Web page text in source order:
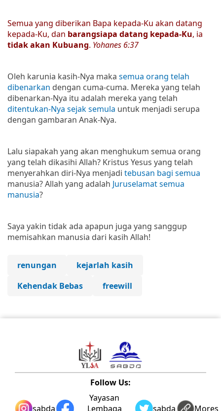
Semua yang diberikan Bapa kepada-Ku akan datang
kepada-Ku, dan barangsiapa datang kepada-Ku, ia
tidak akan Kubuang. Yohanes 6:37
Oleh karunia kasih-Nya maka semua orang telah
dibenarkan dengan cuma-cuma. Mereka yang telah
dibenarkan-Nya itu adalah mereka yang telah
ditentukan-Nya sejak semula untuk menjadi serupa
dengan gambaran Anak-Nya.
Lalu siapakah yang akan menghukum semua orang
yang telah dikasihi Allah? Kristus Yesus yang telah
menyerahkan diri-Nya menjadi tebusan bagi semua
manusia? Allah yang adalah Juruselamat semua
manusia?
Saya yakin tidak ada apapun juga yang sanggup
memisahkan manusia dari kasih Allah!
renungan
kejarlah kasih
Kehendak Bebas
freewill
Follow Us:
sabda_ylsa
Yayasan
Lembaga
sabda_ylsaMores